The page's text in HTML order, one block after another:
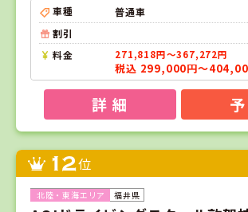
車種
普通車
割引
料金
271,818円～367,272円
税込 299,000円～
詳 細
12位
福井県